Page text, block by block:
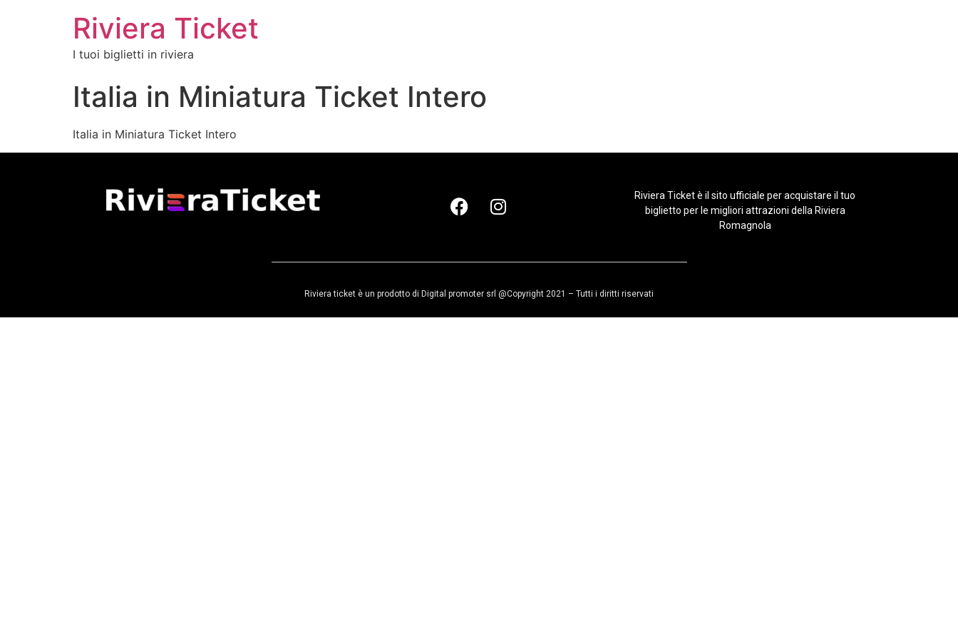
Riviera Ticket
I tuoi biglietti in riviera
Italia in Miniatura Ticket Intero
Italia in Miniatura Ticket Intero
Riviera Ticket è il sito ufficiale per acquistare il tuo
biglietto per le migliori attrazioni della Riviera
Romagnola
Riviera ticket è un prodotto di Digital promoter srl @Copyright 2021 – Tutti i diritti riservati